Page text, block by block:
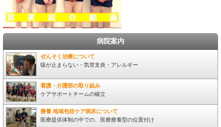
病院案内
ぜんそく治療について
咳が止まらない・気管支炎・アレルギー
看護・介護部の取り組み
ケアサポートチームの確立
療養 地域包括ケア病床について
医療提供体制の中での、医療療養型の位置付け